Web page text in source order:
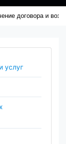
договора и
услуг